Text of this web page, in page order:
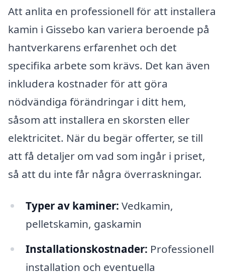
Att anlita en professionell för att installera
kamin i Gissebo kan variera beroende på
hantverkarens erfarenhet och det
specifika arbete som krävs. Det kan även
inkludera kostnader för att göra
nödvändiga förändringar i ditt hem,
såsom att installera en skorsten eller
elektricitet. När du begär offerter, se till
att få detaljer om vad som ingår i priset,
så att du inte får några överraskningar.
Typer av kaminer: Vedkamin,
pelletskamin, gaskamin
Installationskostnader: Professionell
installation och eventuella